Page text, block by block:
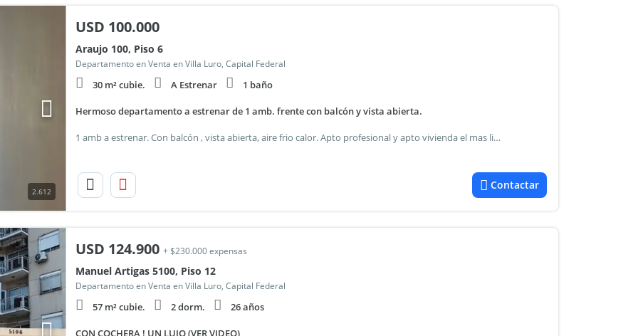
2.612
USD 100.000
Araujo 100, Piso 6
Departamento en Venta en Villa Luro, Capital Federal
30 m² cubie. A Estrenar 1 baño
Hermoso departamento a estrenar de 1 amb. frente con balcón y vista abierta.
1 amb a estrenar. Con balcón , vista abierta, aire frio calor. Apto profesional y apto vivienda el mas lindo del edificio por vista y balcón completamente privado. Ubicación privilegiada, sobre el boulevard de ramón falcón y a mts de av. Rivadavia. Baño completo con bañera y accesorios. Cocina muy bien equipada con espacio para lavarropas.
Contactar
USD 124.900 + $230.000 expensas
Manuel Artigas 5100, Piso 12
Departamento en Venta en Villa Luro, Capital Federal
57 m² cubie. 2 dorm. 26 años
CON COCHERA ! UN LUJO (VER VIDEO)